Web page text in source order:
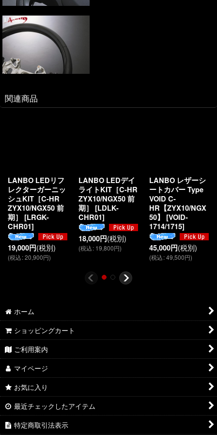
関連商品
LANBO LEDリフ
レクターガーニッ
シュKIT［C-HR
ZYX10/NGX50 前
期］
[LRGK-
CHR01]
19,000円(税別)
(税込:20,900円)
LANBO LEDデイ
ライトKIT［C-HR
ZYX10/NGX50 前
期］
[LDLK-
CHR01]
18,000円(税別)
(税込: 19,800円)
LANBO レザーシ
ートカバー Type
VOID C-
HR【ZYX10/NGX
50】 [VOID-
1714/1715]
45,000円(税別)
(税込:49,500円)
ホーム
ショッピングカート
ご利用案内
マイページ
お気に入り
最近チェックしたアイテム
特定商取引法表示